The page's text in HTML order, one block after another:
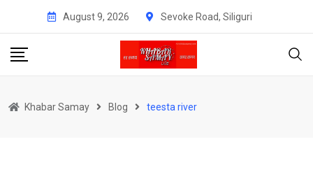
content
August 9, 2026 Sevoke Road, Siliguri
Khabar Samay Blog teesta river